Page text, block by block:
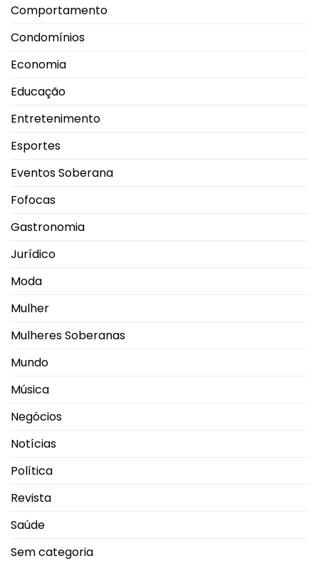
Comportamento
Condomínios
Economia
Educação
Entretenimento
Esportes
Eventos Soberana
Fofocas
Gastronomia
Jurídico
Moda
Mulher
Mulheres Soberanas
Mundo
Música
Negócios
Notícias
Política
Revista
Saúde
Sem categoria